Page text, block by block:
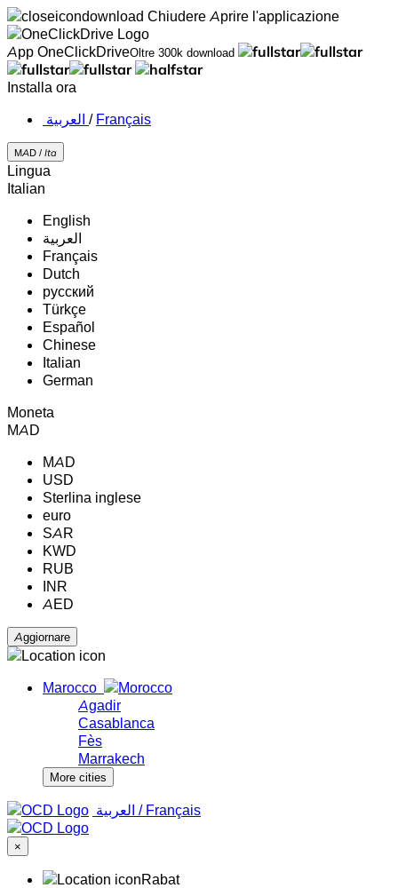
Chiudere Aprire l'applicazione
App OneClickDriveOltre 300k download
Installa ora
‏العربية ‏ / Français
MAD / Ita
Lingua
Italian
English
‏العربية‏
Français
Dutch
русский
Türkçe
Español
Chinese
Italian
German
Moneta
MAD
MAD
USD
Sterlina inglese
euro
SAR
KWD
RUB
INR
AED
Marocco
Agadir
Casablanca
Fès
Marrakech
More cities
‏العربية ‏ / Français
×
Rabat